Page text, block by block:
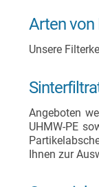
Arten
Unsere
Angeboten
UHMW-PE
Ihnen zur